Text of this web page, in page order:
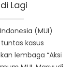
Lagi
(MUI)
kasus
lembaga “Aksi